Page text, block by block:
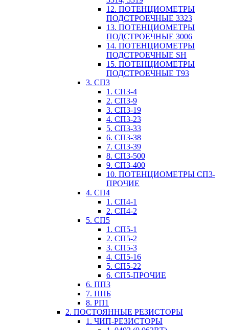
12. ПОТЕНЦИОМЕТРЫ
ПОДСТРОЕЧНЫЕ 3323
13. ПОТЕНЦИОМЕТРЫ
ПОДСТРОЕЧНЫЕ 3006
14. ПОТЕНЦИОМЕТРЫ
ПОДСТРОЕЧНЫЕ SH
15. ПОТЕНЦИОМЕТРЫ
ПОДСТРОЕЧНЫЕ Т93
3. СП3
1. СП3-4
2. СП3-9
3. СП3-19
4. СП3-23
5. СП3-33
6. СП3-38
7. СП3-39
8. СП3-500
9. СП3-400
10. ПОТЕНЦИОМЕТРЫ СП3-
ПРОЧИЕ
4. СП4
1. СП4-1
2. СП4-2
5. СП5
1. СП5-1
2. СП5-2
3. СП5-3
4. СП5-16
5. СП5-22
6. СП5-ПРОЧИЕ
6. ПП3
7. ППБ
8. РП1
2. ПОСТОЯННЫЕ РЕЗИСТОРЫ
1. ЧИП-РЕЗИСТОРЫ